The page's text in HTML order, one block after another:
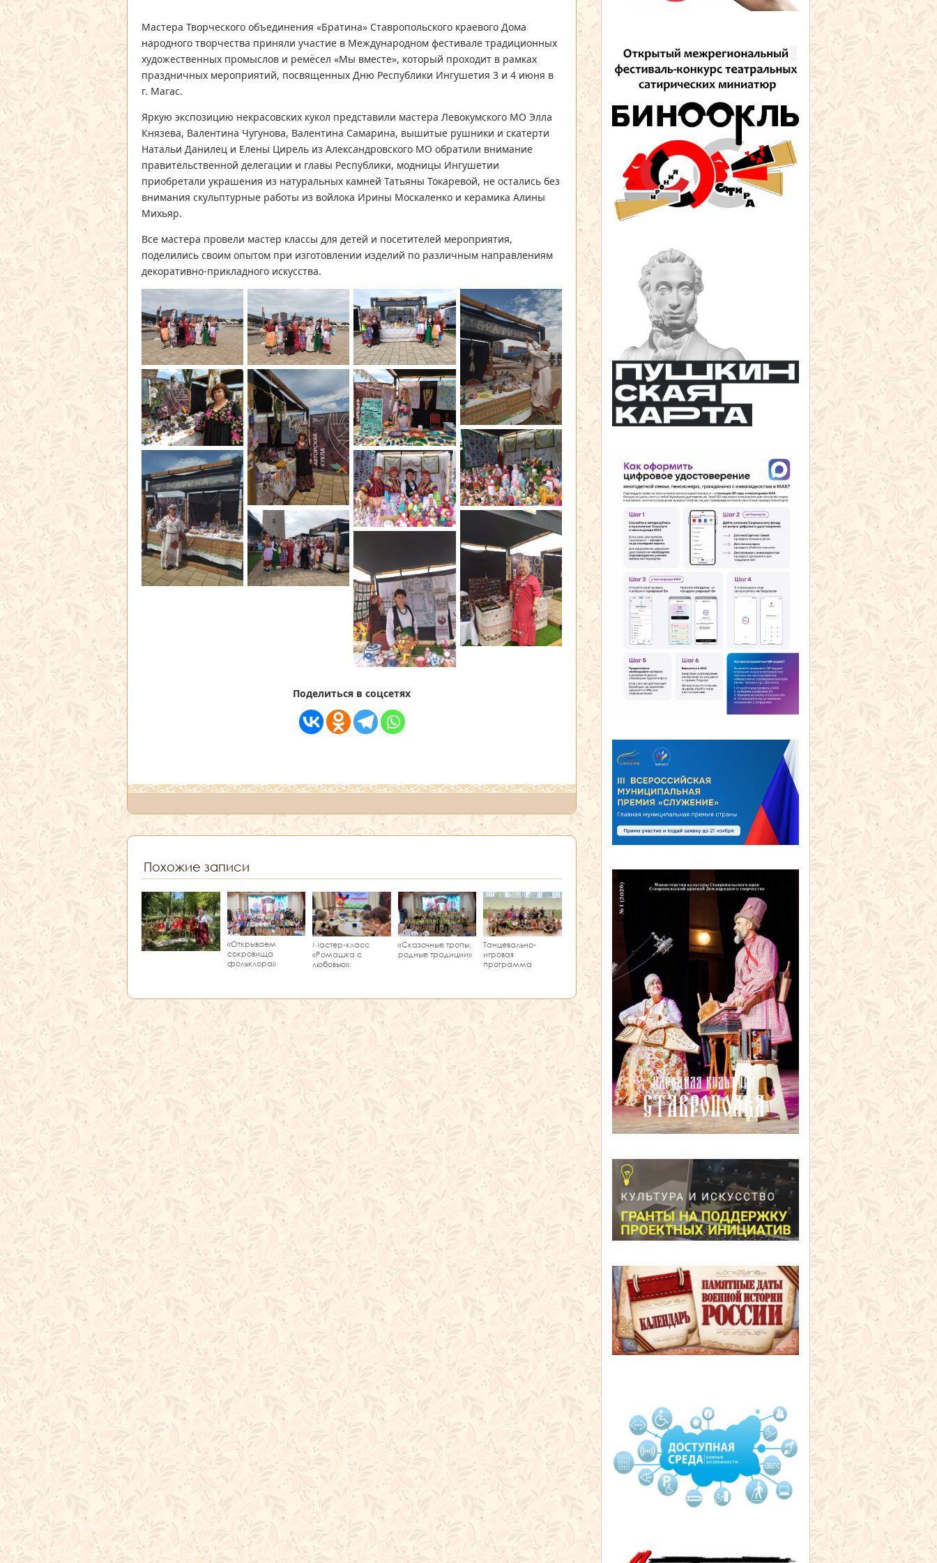
Мастера Творческого объединения «Братина» Ставропольского краевого Дома
народного творчества приняли участие в Международном фестивале традиционных
художественных промыслов и ремёсел «Мы вместе», который проходит в рамках
праздничных мероприятий, посвященных Дню Республики Ингушетия 3 и 4 июня в
г. Магас.
Яркую экспозицию некрасовских кукол представили мастера Левокумского МО Элла
Князева, Валентина Чугунова, Валентина Самарина, вышитые рушники и скатерти
Натальи Данилец и Елены Цирель из Александровского МО обратили внимание
правительственной делегации и главы Республики, модницы Ингушетии
приобретали украшения из натуральных камней Татьяны Токаревой, не остались без
внимания скульптурные работы из войлока Ирины Москаленко и керамика Алины
Михьяр.
Все мастера провели мастер классы для детей и посетителей мероприятия,
поделились своим опытом при изготовлении изделий по различным направлениям
декоративно-прикладного искусства.
Поделиться в соцсетях
Похожие записи
«Открываем
сокровища
фольклора»
Мастер‑класс
«Ромашка с
любовью»:
«Сказочные тропы,
родные традиции»
Танцевально-
игровая
программа